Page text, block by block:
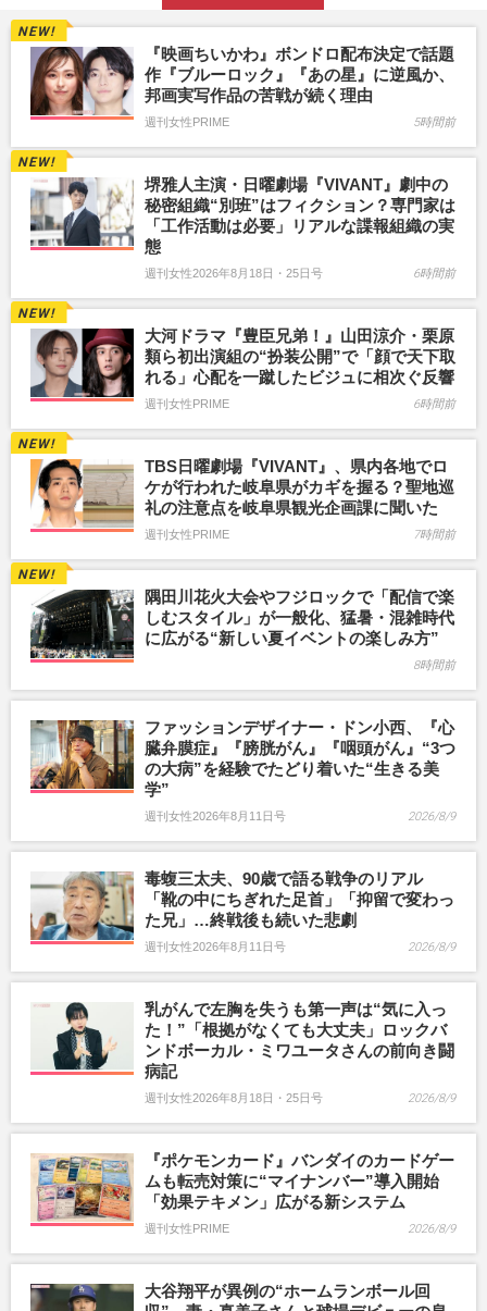
『映画ちいかわ』ボンドロ配布決定で話題
作『ブルーロック』『あの星』に逆風か、
邦画実写作品の苦戦が続く理由
週刊女性PRIME 5時間前
堺雅人主演・日曜劇場『VIVANT』劇中の
秘密組織“別班”はフィクション？専門家は
「工作活動は必要」リアルな諜報組織の実
態
週刊女性2026年8月18日・25日号 6時間前
大河ドラマ『豊臣兄弟！』山田涼介・栗原
類ら初出演組の“扮装公開”で「顔で天下取
れる」心配を一蹴したビジュに相次ぐ反響
週刊女性PRIME 6時間前
TBS日曜劇場『VIVANT』、県内各地でロ
ケが行われた岐阜県がカギを握る？聖地巡
礼の注意点を岐阜県観光企画課に聞いた
週刊女性PRIME 7時間前
隅田川花火大会やフジロックで「配信で楽
しむスタイル」が一般化、猛暑・混雑時代
に広がる“新しい夏イベントの楽しみ方”
8時間前
ファッションデザイナー・ドン小西、『心
臓弁膜症』『膀胱がん』『咽頭がん』“3つ
の大病”を経験でたどり着いた“生きる美
学”
週刊女性2026年8月11日号 2026/8/9
毒蝮三太夫、90歳で語る戦争のリアル
「靴の中にちぎれた足首」「抑留で変わっ
た兄」…終戦後も続いた悲劇
週刊女性2026年8月11日号 2026/8/9
乳がんで左胸を失うも第一声は“気に入っ
た！”「根拠がなくても大丈夫」ロックバ
ンドボーカル・ミワユータさんの前向き闘
病記
週刊女性2026年8月18日・25日号 2026/8/9
『ポケモンカード』バンダイのカードゲー
ムも転売対策に“マイナンバー”導入開始
「効果テキメン」広がる新システム
週刊女性PRIME 2026/8/9
大谷翔平が異例の“ホームランボール回